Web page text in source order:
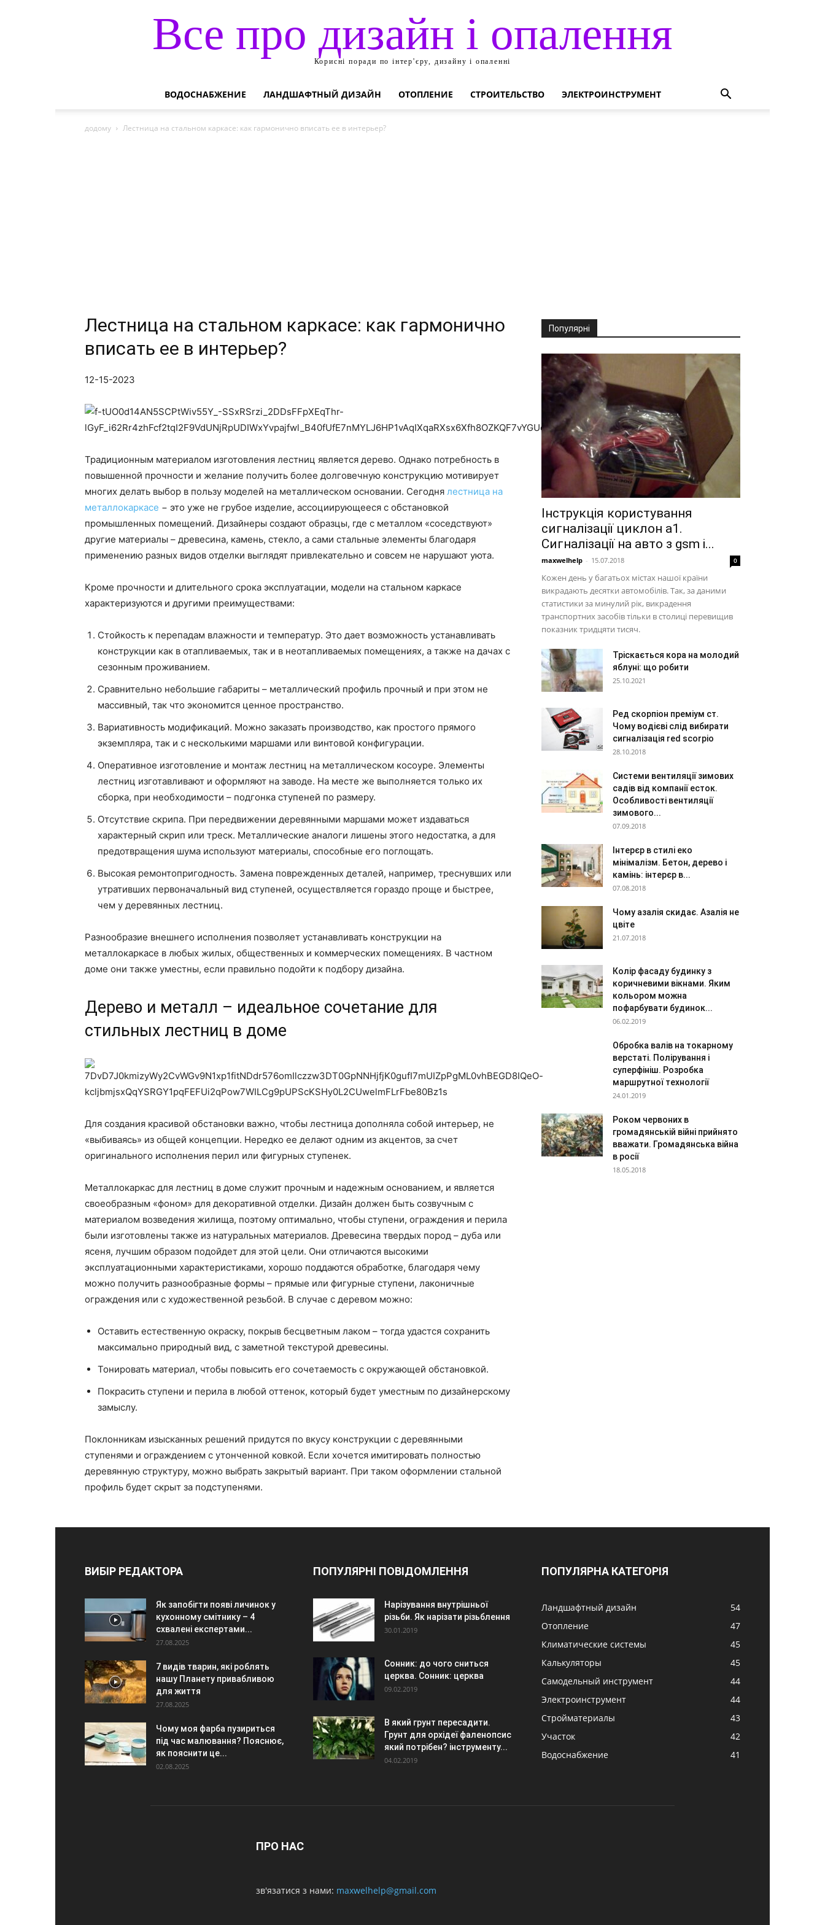
Все про дизайн і опалення
Корисні поради по інтер'єру, дизайну і опаленні
ВОДОСНАБЖЕНИЕ ЛАНДШАФТНЫЙ ДИЗАЙН ОТОПЛЕНИЕ СТРОИТЕЛЬСТВО ЭЛЕКТРОИНСТРУМЕНТ
додому Лестница на стальном каркасе: как гармонично вписать ее в интерьер?
Лестница на стальном каркасе: как гармонично
вписать ее в интерьер?
12-15-2023
Традиционным материалом изготовления лестниц является дерево. Однако потребность в
повышенной прочности и желание получить более долговечную конструкцию мотивирует
многих делать выбор в пользу моделей на металлическом основании. Сегодня лестница на
металлокаркасе − это уже не грубое изделие, ассоциирующееся с обстановкой
промышленных помещений. Дизайнеры создают образцы, где с металлом «соседствуют»
другие материалы – древесина, камень, стекло, а сами стальные элементы благодаря
применению разных видов отделки выглядят привлекательно и совсем не нарушают уюта.
Кроме прочности и длительного срока эксплуатации, модели на стальном каркасе
характеризуются и другими преимуществами:
Стойкость к перепадам влажности и температур. Это дает возможность устанавливать
конструкции как в отапливаемых, так и в неотапливаемых помещениях, а также на дачах с
сезонным проживанием.
Сравнительно небольшие габариты – металлический профиль прочный и при этом не
массивный, так что экономится ценное пространство.
Вариативность модификаций. Можно заказать производство, как простого прямого
экземпляра, так и с несколькими маршами или винтовой конфигурации.
Оперативное изготовление и монтаж лестниц на металлическом косоуре. Элементы
лестниц изготавливают и оформляют на заводе. На месте же выполняется только их
сборка, при необходимости – подгонка ступеней по размеру.
Отсутствие скрипа. При передвижении деревянными маршами может издаваться
характерный скрип или треск. Металлические аналоги лишены этого недостатка, а для
предотвращения шума используют материалы, способные его поглощать.
Высокая ремонтопригодность. Замена поврежденных деталей, например, треснувших или
утративших первоначальный вид ступеней, осуществляется гораздо проще и быстрее,
чем у деревянных лестниц.
Разнообразие внешнего исполнения позволяет устанавливать конструкции на
металлокаркасе в любых жилых, общественных и коммерческих помещениях. В частном
доме они также уместны, если правильно подойти к подбору дизайна.
Дерево и металл – идеальное сочетание для
стильных лестниц в доме
Для создания красивой обстановки важно, чтобы лестница дополняла собой интерьер, не
«выбиваясь» из общей концепции. Нередко ее делают одним из акцентов, за счет
оригинального исполнения перил или фигурных ступенек.
Металлокаркас для лестниц в доме служит прочным и надежным основанием, и является
своеобразным «фоном» для декоративной отделки. Дизайн должен быть созвучным с
материалом возведения жилища, поэтому оптимально, чтобы ступени, ограждения и перила
были изготовлены также из натуральных материалов. Древесина твердых пород – дуба или
ясеня, лучшим образом подойдет для этой цели. Они отличаются высокими
эксплуатационными характеристиками, хорошо поддаются обработке, благодаря чему
можно получить разнообразные формы – прямые или фигурные ступени, лаконичные
ограждения или с художественной резьбой. В случае с деревом можно:
Оставить естественную окраску, покрыв бесцветным лаком – тогда удастся сохранить
максимально природный вид, с заметной текстурой древесины.
Тонировать материал, чтобы повысить его сочетаемость с окружающей обстановкой.
Покрасить ступени и перила в любой оттенок, который будет уместным по дизайнерскому
замыслу.
Поклонникам изысканных решений придутся по вкусу конструкции с деревянными
ступенями и ограждением с утонченной ковкой. Если хочется имитировать полностью
деревянную структуру, можно выбрать закрытый вариант. При таком оформлении стальной
профиль будет скрыт за подступенями.
Популярні
Інструкція користування
сигналізації циклон а1.
Сигналізації на авто з gsm і...
maxwelhelp - 15.07.2018 0
Кожен день у багатьох містах нашої країни
викрадають десятки автомобілів. Так, за даними
статистики за минулий рік, викрадення
транспортних засобів тільки в столиці перевищив
показник тридцяти тисяч.
Тріскається кора на молодий
яблуні: що робити
25.10.2021
Ред скорпіон преміум ст.
Чому водієві слід вибирати
сигналізація red scorpio
28.10.2018
Системи вентиляції зимових
садів від компанії есток.
Особливості вентиляції
зимового...
07.09.2018
Інтерєр в стилі еко
мінімалізм. Бетон, дерево і
камінь: інтерєр в...
07.08.2018
Чому азалія скидає. Азалія не
цвіте
21.07.2018
Колір фасаду будинку з
коричневими вікнами. Яким
кольором можна
пофарбувати будинок...
06.02.2019
Обробка валів на токарному
верстаті. Полірування і
суперфініш. Розробка
маршрутної технології
24.01.2019
Роком червоних в
громадянській війні прийнято
вважати. Громадянська війна
в росії
18.05.2018
ВИБІР РЕДАКТОРА
Як запобігти появі личинок у
кухонному смітнику – 4
схвалені експертами...
27.08.2025
7 видів тварин, які роблять
нашу Планету привабливою
для життя
27.08.2025
Чому моя фарба пузириться
під час малювання? Пояснює,
як пояснити це...
02.08.2025
ПОПУЛЯРНІ ПОВІДОМЛЕННЯ
Нарізування внутрішньої
різьби. Як нарізати різьблення
30.01.2019
Сонник: до чого сниться
церква. Сонник: церква
09.02.2019
В який грунт пересадити.
Грунт для орхідеї фаленопсис
який потрібен? інструменту...
04.02.2019
ПОПУЛЯРНА КАТЕГОРІЯ
Ландшафтный дизайн
54
Отопление
47
Климатические системы
45
Калькуляторы
45
Самодельный инструмент
44
Электроинструмент
44
Стройматериалы
43
Участок
42
Водоснабжение
41
ПРО НАС
зв'язатися з нами: maxwelhelp@gmail.com